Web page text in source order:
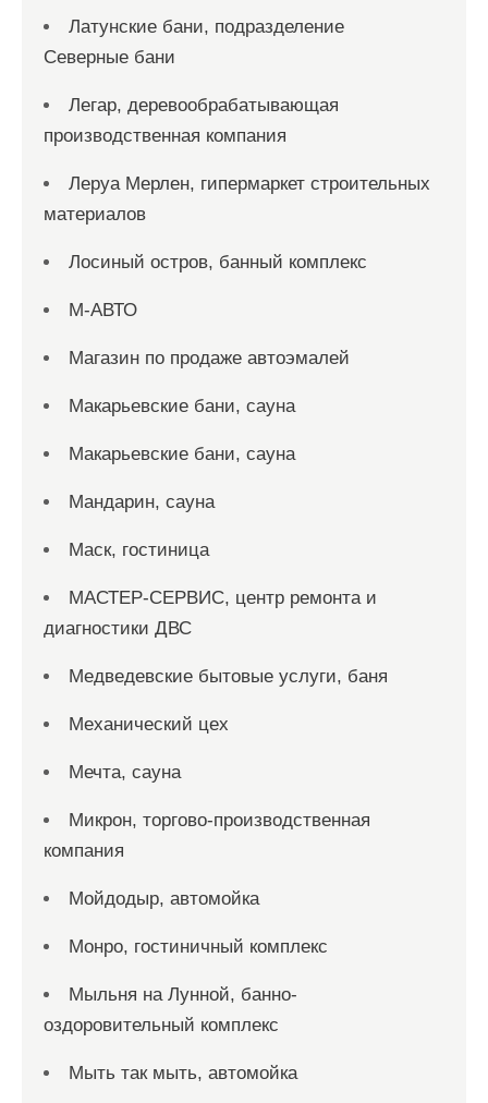
Латунские бани, подразделение
Северные бани
Легар, деревообрабатывающая
производственная компания
Леруа Мерлен, гипермаркет строительных
материалов
Лосиный остров, банный комплекс
М-АВТО
Магазин по продаже автоэмалей
Макарьевские бани, сауна
Макарьевские бани, сауна
Мандарин, сауна
Маск, гостиница
МАСТЕР-СЕРВИС, центр ремонта и
диагностики ДВС
Медведевские бытовые услуги, баня
Механический цех
Мечта, сауна
Микрон, торгово-производственная
компания
Мойдодыр, автомойка
Монро, гостиничный комплекс
Мыльня на Лунной, банно-
оздоровительный комплекс
Мыть так мыть, автомойка